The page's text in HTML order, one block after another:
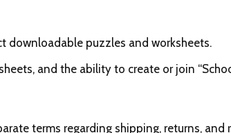
downloadable puzzles and worksheets.
and the ability to create or join
terms regarding shipping, returns, and